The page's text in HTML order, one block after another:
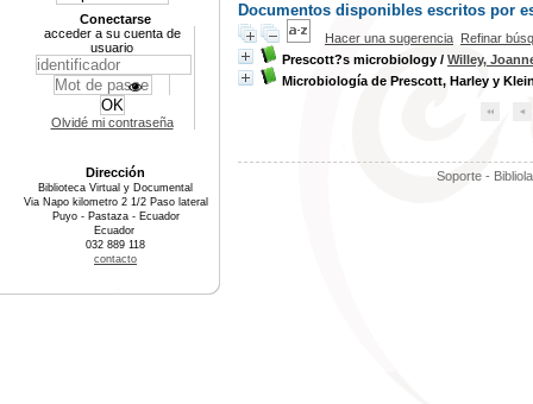
Documentos disponibles escritos por
Hacer una sugerencia Refinar
Prescott?s microbiology / Willey,
Microbiología de Prescott, Harley y
Soporte -
Conectarse
acceder a su cuenta de
usuario
Olvidé mi contraseña
Dirección
Biblioteca Virtual y Documental
Via Napo kilometro 2 1/2 Paso lateral
Puyo - Pastaza - Ecuador
Ecuador
032 889 118
contacto